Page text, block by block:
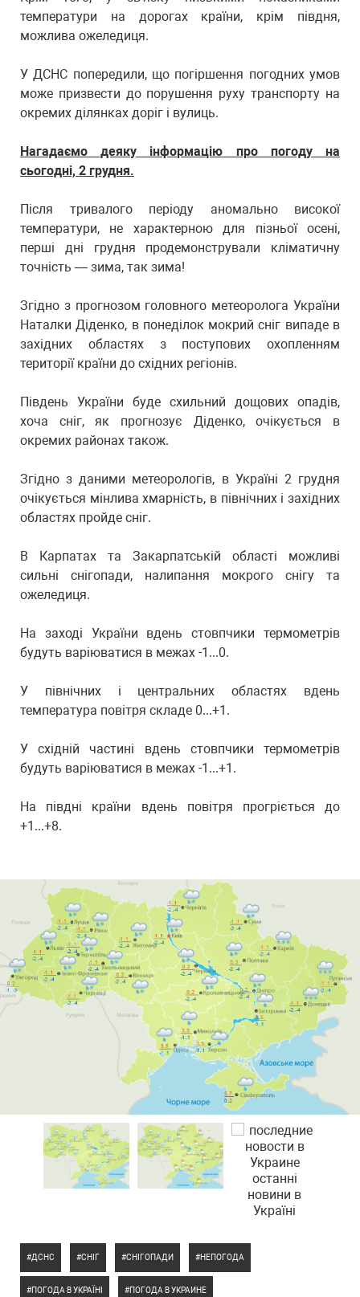
температури на дорогах країни, крім півдня,
можлива ожеледиця.
У ДСНС попередили, що погіршення погодних умов
може призвести до порушення руху транспорту на
окремих ділянках доріг і вулиць.
Нагадаємо деяку інформацію про погоду на
сьогодні, 2 грудня.
Після тривалого періоду аномально високої
температури, не характерною для пізньої осені,
перші дні грудня продемонстрували кліматичну
точність — зима, так зима!
Згідно з прогнозом головного метеоролога України
Наталки Діденко, в понеділок мокрий сніг випаде в
західних областях з поступових охопленням
території країни до східних регіонів.
Південь України буде схильний дощових опадів,
хоча сніг, як прогнозує Діденко, очікується в
окремих районах також.
Згідно з даними метеорологів, в Україні 2 грудня
очікується мінлива хмарність, в північних і західних
областях пройде сніг.
В Карпатах та Закарпатській області можливі
сильні снігопади, налипання мокрого снігу та
ожеледиця.
На заході України вдень стовпчики термометрів
будуть варіюватися в межах -1...0.
У північних і центральних областях вдень
температура повітря складе 0...+1.
У східній частині вдень стовпчики термометрів
будуть варіюватися в межах -1...+1.
На півдні країни вдень повітря прогріється до
+1...+8.
ДСНС СНІГ СНІГОПАДИ НЕПОГОДА
ПОГОДА В УКРАЇНІ ПОГОДА В УКРАИНЕ